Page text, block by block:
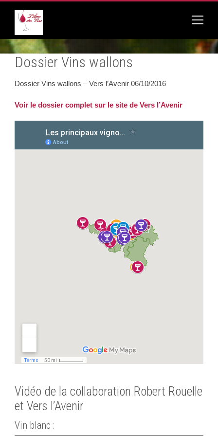
Dossier Vins wallons
Dossier Vins wallons – Vers l’Avenir 06/10/2016
Voir le dossier complet sur le site de Vers l’Avenir
Vidéo de la collaboration Robert Rouelle
et Vers l’Avenir
Vin blanc :